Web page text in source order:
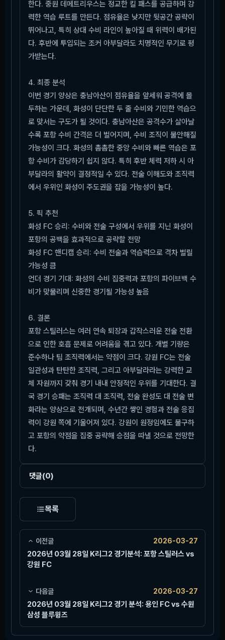
한다. 중원 데메트리우스는 정교한 킬 패스를 공급하며 강
력한 역습 루트를 만든다. 점유율은 낮지만 뒷공간 공략이
뛰어나고, 특히 상대 수비 라인이 높아질 때 위력이 배가된
다. 후반에 투입되는 조커 아부달라도 치명적인 무기로 평
가받는다.
4. 최종 분석
이번 경기 양상은 충남아산이 점유율을 앞세워 공격에 몰
두하는 가운데, 화성이 단단한 두 줄 수비와 기민한 역습으
로 맞서는 구도가 될 것이다. 충남아산은 공격수가 살아날
수록 포항 수비 간격은 더 벌어지며, 수비 조직이 불안해질
가능성이 크다. 화성의 촘촘한 중앙 수비와 빠른 역습은 포
항 수비가 감당하기 쉽지 않다. 특히 후반 체력 저하 시 아
부달라의 활약이 결정적일 수 있다. 전술 이해도와 조직력
에서 우위인 화성이 주도권을 잡을 가능성이 높다.
5. 픽 추천
화성 FC 승리: 수비와 전술 구성에서 우위를 지닌 화성이
포항의 공백을 효과적으로 공략할 전망
화성 FC 핸디캡 승리: 수비 전술과 역습력으로 격차 벌릴
가능성 큼
언더 경기 기대: 화성의 수비 집중력과 포항의 파이브백 수
비가 맞물리며 신중한 경기될 가능성 높음
6. 결론
포항 스틸러스는 여러 연속 퇴장과 갑작스러운 전술 전환
으로 인한 호흡 문제로 어려움을 겪고 있다. 개별 기량은
준수하나 팀 조직력에서는 약점이 크다. 강원 FC는 전술
일관성과 탄탄한 조직력, 그리고 아부달라라는 강력한 교
체 자원까지 갖춰 경기 내내 안정적인 우위를 기대한다. 결
국 경기 승패는 조직력 대 조직력, 전술 완성도 대 전술 변
화라는 양상으로 전개되며, 수년간 쌓인 경험과 전술 응집
력이 강원 쪽에 기울어져 있다. 강원이 원정임에도 불구하
고 포항의 약점을 집중 공략해 승점을 따낼 것으로 전망한
다.
댓글(0)
목록
이전글 2026-03-27
2026년 03월 28일 K리그2 경기분석: 포항 스틸러스 vs
강원 FC
다음글 2026-03-27
2026년 03월 28일 K리그2 경기 분석: 용인 FC vs 수원
삼성 블루윙즈